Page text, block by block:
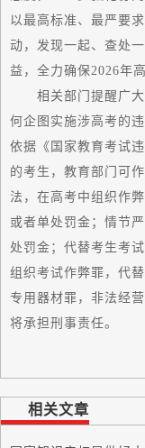
以最高标准、 最严要求
动，发现一起、查处
益，全力确保2026年
相关部门提醒广大
何企图实施涉高考的
依据《 国家教育考试
的考生，教育部门可
法，在高考中组织作
或者单处罚金；情节
处罚金；代替考生考
组织考试作弊罪，代
专用器材罪，非法经
将承担刑事责任。
相关文章